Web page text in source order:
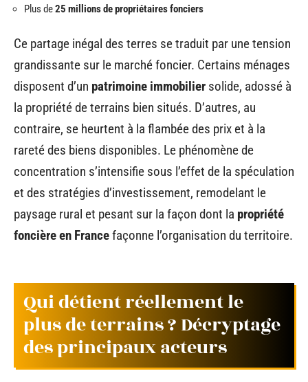
Plus de25 millions de propriétaires fonciers
Ce partage inégal des terres se traduit par une tension
grandissante sur le marché foncier. Certains ménages
disposent d’un patrimoine immobilier solide, adossé à
la propriété de terrains bien situés. D’autres, au
contraire, se heurtent à la flambée des prix et à la
rareté des biens disponibles. Le phénomène de
concentration s’intensifie sous l’effet de la spéculation
et des stratégies d’investissement, remodelant le
paysage rural et pesant sur la façon dont la propriété
foncière en Francefaçonne l’organisation du territoire.
Qui détient réellement le
plus de terrains ? Décryptage
des principaux acteurs